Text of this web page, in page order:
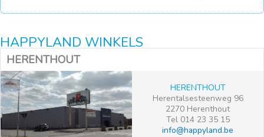
HAPPYLAND WINKELS
HERENTHOUT
HERENTHOUT
Herentalsesteenweg 96
2270 Herenthout
Tel 014 23 35 15
info@happyland.be